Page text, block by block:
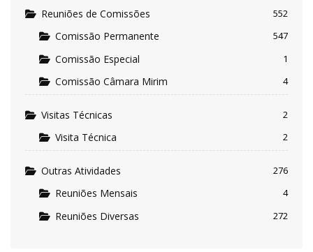
Reuniões de Comissões 552
Comissão Permanente 547
Comissão Especial 1
Comissão Câmara Mirim 4
Visitas Técnicas 2
Visita Técnica 2
Outras Atividades 276
Reuniões Mensais 4
Reuniões Diversas 272